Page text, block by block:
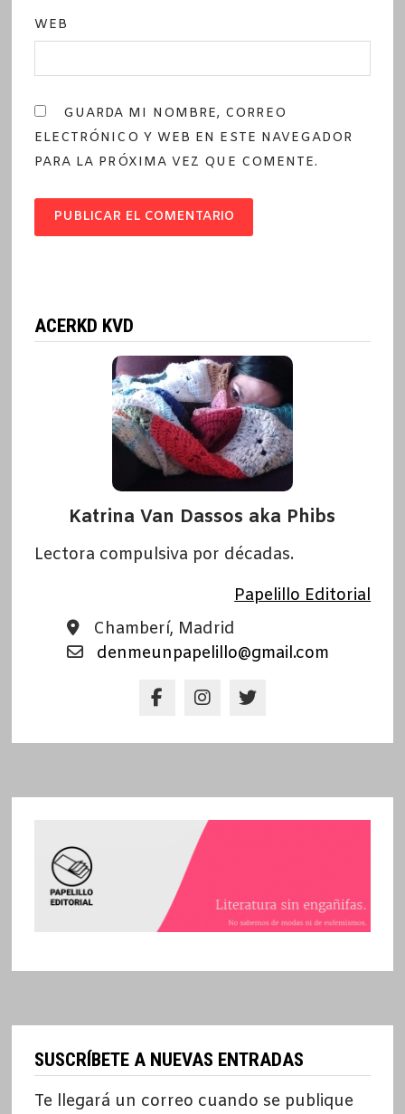
WEB
GUARDA MI NOMBRE, CORREO
ELECTRÓNICO Y WEB EN ESTE NAVEGADOR
PARA LA PRÓXIMA VEZ QUE COMENTE.
ACERKD KVD
Katrina Van Dassos aka Phibs
Lectora compulsiva por décadas.
Papelillo Editorial
Chamberí, Madrid
denmeunpapelillo@gmail.com
SUSCRÍBETE A NUEVAS ENTRADAS
Te llegará un correo cuando se publique